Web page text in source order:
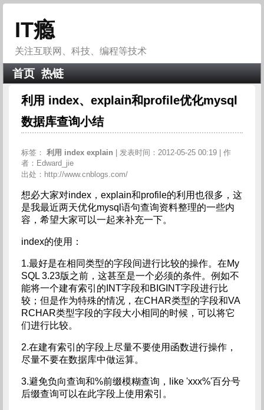
IT瘾
关注互联网、科技、编程等技术
首页 热链
利用 index、explain和profile优化mysql
数据库查询小结
标签： 利用 index explain
| 发表时间：2012-05-25 00:19 | 作
者：Edward_jie
出处：http://www.cnblogs.com/
想必大家对index，explain和profile的利用也很多，这
是我最近两天优化mysql语句查询资料整理的一些内
容，希望大家可以一起来补充一下。
index的使用：
1.最好是在相同类型的字段间进行比较的操作。在My
SQL 3.23版之前，这甚至是一个必须的条件。例如不
能将一个建有索引的INT字段和BIGINT字段进行比
较；但是作为特殊的情况，在CHAR类型的字段和VA
RCHAR类型字段的字段大小相同的时候，可以将它
们进行比较。
2.在建有索引的字段上尽量不要使用函数进行操作，
尽量不要在数据库中做运算。
3.避免负向查询和%前缀模糊查询，like 'xxx%'百分号
后缀查询可以在此字段上使用索引。